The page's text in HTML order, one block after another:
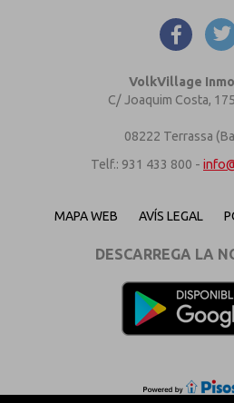
VolkVillage
C/ Joaquim Costa,
08222 Terrassa
Telf.: 931 433 800 -
MAPA WEB AVÍS LEGAL
DESCARREGA LA